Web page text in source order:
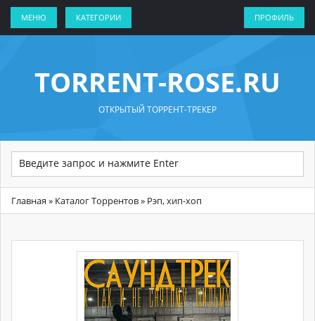
МЕНЮ КАТЕГОРИИ ПРОФИЛЬ
TORRENT-ROSE.RU
ОТКРЫТЫЙ ТОРРЕНТ-ТРЕКЕР
Главная » Каталог Торрентов» Рэп, хип-хоп